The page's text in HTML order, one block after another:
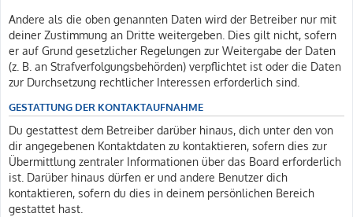
Andere als die oben genannten Daten wird der Betreiber nur mit
deiner Zustimmung an Dritte weitergeben. Dies gilt nicht, sofern
er auf Grund gesetzlicher Regelungen zur Weitergabe der Daten
(z. B. an Strafverfolgungsbehörden) verpflichtet ist oder die Daten
zur Durchsetzung rechtlicher Interessen erforderlich sind.
GESTATTUNG DER KONTAKTAUFNAHME
Du gestattest dem Betreiber darüber hinaus, dich unter den von
dir angegebenen Kontaktdaten zu kontaktieren, sofern dies zur
Übermittlung zentraler Informationen über das Board erforderlich
ist. Darüber hinaus dürfen er und andere Benutzer dich
kontaktieren, sofern du dies in deinem persönlichen Bereich
gestattet hast.